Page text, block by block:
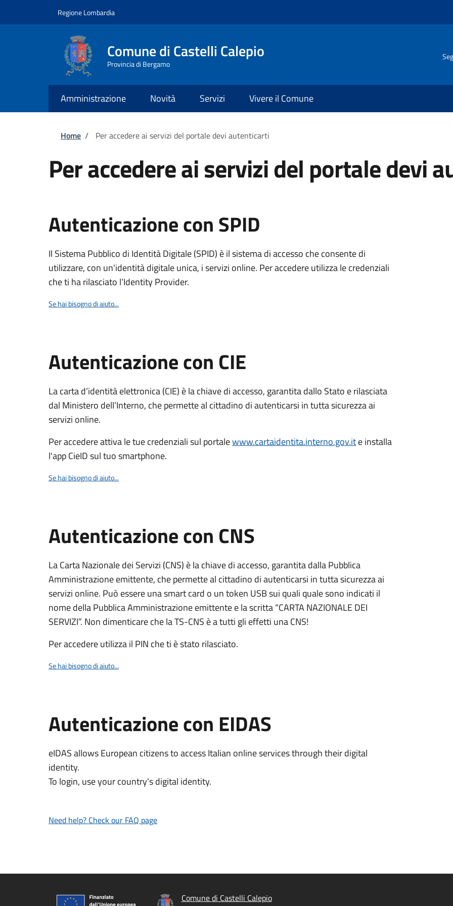
Regione Lombardia
Comune di Castelli Calepio
Provincia di Bergamo
Amministrazione Novità Servizi Vivere il Comune
Briciole di pane
Home / Per accedere ai servizi del portale devi autenticarti
Per accedere ai servizi del portale devi
Autenticazione con SPID
Il Sistema Pubblico di Identità Digitale (SPID) è il sistema di accesso che consente di
utilizzare, con un'identità digitale unica, i servizi online. Per accedere utilizza le credenziali
che ti ha rilasciato l’Identity Provider.
Se hai bisogno di aiuto...
Autenticazione con CIE
La carta d’identità elettronica (CIE) è la chiave di accesso, garantita dallo Stato e rilasciata
dal Ministero dell’Interno, che permette al cittadino di autenticarsi in tutta sicurezza ai
servizi online.
Per accedere attiva le tue credenziali sul portalewww.cartaidentita.interno.gov.ite installa
l'app CieID sul tuo smartphone.
Se hai bisogno di aiuto...
Autenticazione con CNS
La Carta Nazionale dei Servizi (CNS) è la chiave di accesso, garantita dalla Pubblica
Amministrazione emittente, che permette al cittadino di autenticarsi in tutta sicurezza ai
servizi online. Può essere una smart card o un token USB sui quali quale sono indicati il
nome della Pubblica Amministrazione emittente e la scritta “CARTA NAZIONALE DEI
SERVIZI”. Non dimenticare che la TS-CNS è a tutti gli effetti una CNS!
Per accedere utilizza il PIN che ti è stato rilasciato.
Se hai bisogno di aiuto...
Autenticazione con EIDAS
eIDAS allows European citizens to access Italian online services through their digital
identity.
To login, use your country's digital identity.
Need help? Check our FAQ page
Comune di Castelli Calepio